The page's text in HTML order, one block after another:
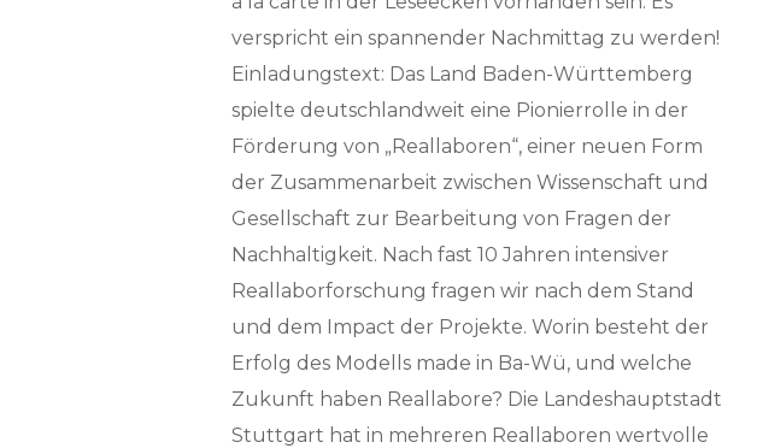
verspricht ein spannender Nachmittag zu werden!
Einladungstext: Das Land Baden-Württemberg
spielte deutschlandweit eine Pionierrolle in der
Förderung von „Reallaboren“, einer neuen Form
der Zusammenarbeit zwischen Wissenschaft und
Gesellschaft zur Bearbeitung von Fragen der
Nachhaltigkeit. Nach fast 10 Jahren intensiver
Reallaborforschung fragen wir nach dem Stand
und dem Impact der Projekte. Worin besteht der
Erfolg des Modells made in Ba-Wü, und welche
Zukunft haben Reallabore? Die Landeshauptstadt
Stuttgart hat in mehreren Reallaboren wertvolle